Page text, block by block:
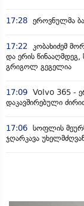
17:28 ეროვნულმა
17:22
კობახიძემ
და ერის
გრიგოლ გეგელია
17:09 Volvo 365 -
დაკავშირებული
17:06 სოფლის
ჯღარკავა